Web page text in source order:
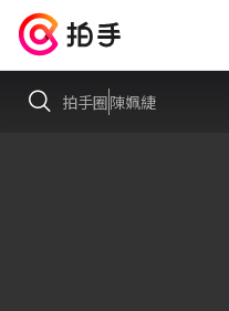
拍手圈陳姵緁